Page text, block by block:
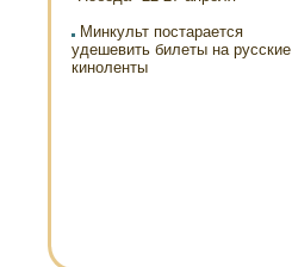
Минкульт постарается
удешевить билеты на русские
киноленты